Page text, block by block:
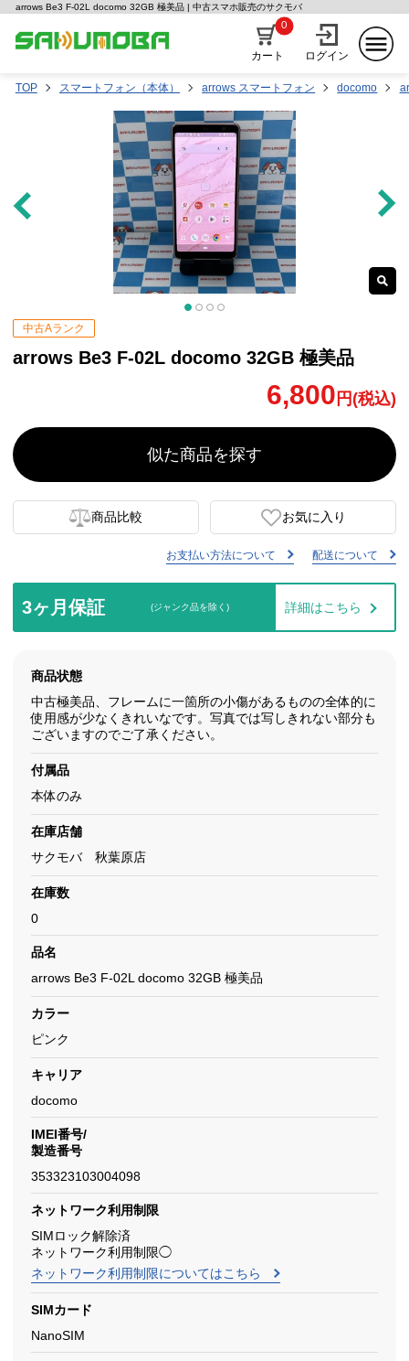
arrows Be3 F-02L docomo 32GB 極美品 | 中古スマホ販売のサクモバ
カート
0
ログイン
TOP スマートフォン（本体） arrows スマートフォン docomo
中古Aランク
arrows Be3 F-02L docomo 32GB 極美品
6,800 円(税込)
似た商品を探す
商品比較 お気に入り
お支払い方法について 配送について
3ヶ月保証 (ジャンク品を除く) 詳細はこちら
商品状態
中古極美品、フレームに一箇所の小傷があるものの全体的に
使用感が少なくきれいなです。写真では写しきれない部分も
ございますのでご了承ください。
付属品
本体のみ
在庫店舗
サクモバ 秋葉原店
在庫数
0
品名
arrows Be3 F-02L docomo 32GB 極美品
カラー
ピンク
キャリア
docomo
IMEI番号/
製造番号
353323103004098
ネットワーク利用制限
SIMロック解除済
ネットワーク利用制限◯
ネットワーク利用制限についてはこちら
SIMカード
NanoSIM